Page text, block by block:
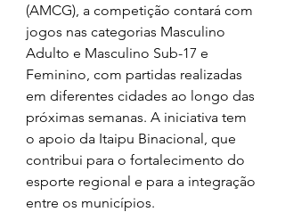
(AMCG), a competição contará com
jogos nas categorias Masculino
Adulto e Masculino Sub-17 e
Feminino, com partidas realizadas
em diferentes cidades ao longo das
próximas semanas. A iniciativa tem
o apoio da Itaipu Binacional, que
contribui para o fortalecimento do
esporte regional e para a integração
entre os municípios.